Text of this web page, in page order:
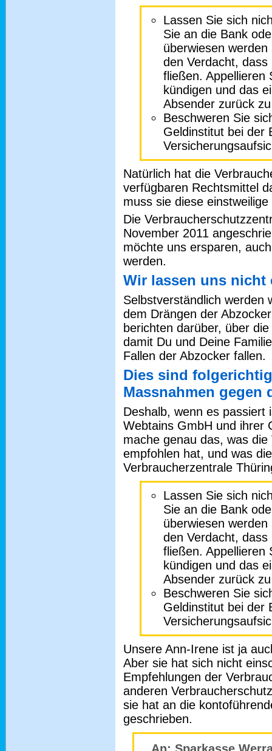
Lassen Sie sich
Sie an die Bank
überwiesen
den Verdacht,
fließen. Appellieren
kündigen und das
Absender zurück
Beschweren Sie
Geldinstitut bei der
Natürlich hat die
verfügbaren Rechtsmittel
muss sie diese
Die
November 2011
möchte uns ersparen,
werden.
Wir lassen uns nicht
Selbstverständlich werden
dem Drängen der
berichten darüber, über die
damit Du und Deine
Fallen der Abzocker fallen.
Dies sind
Massnahmen gegen
Deshalb, wenn es
Webtains GmbH und ihrer
mache genau das, was
empfohlen hat, und was
Verbraucherzentrale
Lassen Sie sich
Sie an die Bank
überwiesen
den Verdacht,
fließen. Appellieren
kündigen und das
Absender zurück
Beschweren Sie
Geldinstitut bei der
Unsere Ann-Irene ist ja
Aber sie hat sich nicht
Empfehlungen der
anderen
sie hat an die
geschrieben.